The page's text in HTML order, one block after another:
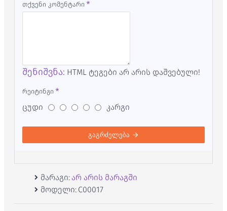
თქვენი კომენტარი
შენიშვნა: HTML ტეგები არ არის დაშვებული!
რეიტინგი
ცუდი კარგი
გაგრძელება
მარაგი: არ არის მარაგში
მოდელი: C00017